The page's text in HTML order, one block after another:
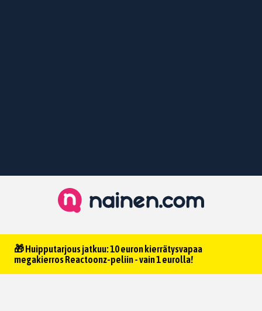
🎁 Huipputarjous jatkuu: 10 euron kierrätysvapaa
megakierros Reactoonz-peliin - vain 1 eurolla!